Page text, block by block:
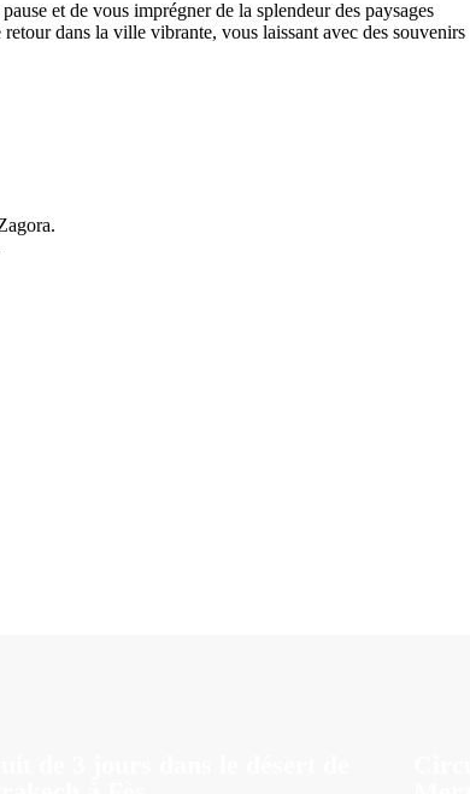
et de vous imprégner de la splendeur des paysages
dans la ville vibrante, vous laissant avec des souvenirs